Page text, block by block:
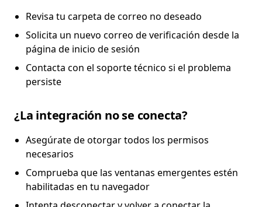
Revisa tu carpeta de correo no deseado
Solicita un nuevo correo de verificación desde la
página de inicio de sesión
Contacta con el soporte técnico si el problema
persiste
¿La integración no se conecta?
Asegúrate de otorgar todos los permisos
necesarios
Comprueba que las ventanas emergentes estén
habilitadas en tu navegador